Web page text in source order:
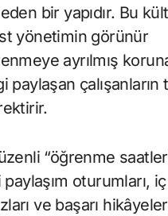
bir yapıdır. Bu
yönetimin görünür
ayrılmış
paylaşan çalışanların
“öğrenme
oturumları, iç
ve başarı